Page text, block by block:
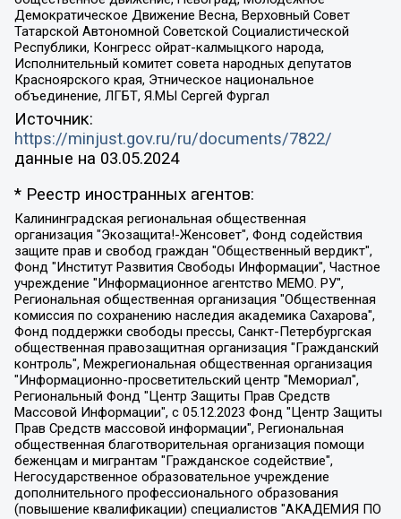
Демократическое Движение Весна, Верховный Совет
Татарской Автономной Советской Социалистической
Республики, Конгресс ойрат-калмыцкого народа,
Исполнительный комитет совета народных депутатов
Красноярского края, Этническое национальное
объединение, ЛГБТ, Я.МЫ Сергей Фургал
Источник:
https://minjust.gov.ru/ru/documents/7822/
данные на 03.05.2024
* Реестр иностранных агентов:
Калининградская региональная общественная организация "Экозащита!-Женсовет", Фонд содействия защите прав и свобод граждан "Общественный вердикт", Фонд "Институт Развития Свободы Информации", Частное учреждение "Информационное агентство МЕМО. РУ", Региональная общественная организация "Общественная комиссия по сохранению наследия академика Сахарова", Фонд поддержки свободы прессы, Санкт-Петербургская общественная правозащитная организация "Гражданский контроль", Межрегиональная общественная организация "Информационно-просветительский центр "Мемориал", Региональный Фонд "Центр Защиты Прав Средств Массовой Информации", с 05.12.2023 Фонд "Центр Защиты Прав Средств массовой информации", Региональная общественная благотворительная организация помощи беженцам и мигрантам "Гражданское содействие", Негосударственное образовательное учреждение дополнительного профессионального образования (повышение квалификации) специалистов "АКАДЕМИЯ ПО ПРАВАМ ЧЕЛОВЕКА", Свердловская региональная общественная организация "Сутяжник", Автономная некоммерческая организация "Центр независимых социологических исследований", Союз общественных объединений "Российский исследовательский центр по правам человека", Региональное общественное учреждение научно-информационный центр "МЕМОРИАЛ", Некоммерческая организация "Фонд защиты гласности", Автономная некоммерческая организация "Институт прав человека", Городская общественная организация "Екатеринбургское общество "МЕМОРИАЛ", Городская общественная организация "Рязанское историко-просветительское и правозащитное общество "Мемориал" (Рязанский Мемориал), Челябинский региональный орган общественной самодеятельности – женское общественное объединение "Женщины Евразии", Челябинский региональный орган общественной самодеятельности "Уральская правозащитная группа", Фонд содействия защите здоровья и социальной справедливости имени Андрея Рылькова, Автономная Некоммерческая Организация "Аналитический Центр Юрия Левады", Автономная некоммерческая организация социальной поддержки населения "Проект Апрель", Региональная общественная организация помощи женщинам и детям, находящимся в кризисной ситуации "Информационно-методический центр "Анна", Фонд содействия развитию массовых коммуникаций и правовому просвещению "Так-так-Так", Фонд содействия устойчивому развитию "Серебряная тайга", Свердловский региональный общественный фонд социальных проектов "Новое время", "Idel.Реалии", Кавказ.Реалии, Крым.Реалии, Телеканал Настоящее Время, Татаро-башкирская служба Радио Свобода (Azatliq Radiosi), Радио Свободная Европа/Радио Свобода (PCE/PC), "Сибирь.Реалии", "Фактограф", Благотворительный фонд помощи осужденным и их семьям, Автономная некоммерческая организация "Институт глобализации и социальных движений", Фонд "В защиту прав заключенных", Частное учреждение "Центр поддержки и содействия развитию средств массовой информации", Пензенский региональный общественный благотворительный фонд "Гражданский союз", "Север.Реалии", Некоммерческая организация Фонд "Правовая инициатива", Общество с ограниченной ответственностью "Радио Свободная Европа/Радио Свобода", Чешское информационное агентство "MEDIUM-ORIENT", Красноярская региональная общественная организация "Мы против СПИДа", Камалягин Денис Николаевич, Маркелов Сергей Евгеньевич, Пономарев Лев Александрович, Савицкая Людмила Алексеевна, Автономная некоммерческая организация "Центр по работе с проблемой насилия "НАСИЛИЮ.НЕТ", Межрегиональный профессиональный союз работников здравоохранения "Альянс врачей", Юридическое лицо, зарегистрированное в Латвийской Республике, SIA "Medusa Project" (регистрационный номер 40103797863, дата регистрации 10.06.2014), Некоммерческая организация "Фонд по борьбе с коррупцией", Автономная некоммерческая организация "Институт права и публичной политики", Баданин Роман Сергеевич, Гликин Максим Александрович, Железнова Мария Михайловна, Лукьянова Юлия Сергеевна, Маетная Елизавета Витальевна, Маняхин Петр Борисович, Чуракова Ольга Владимировна, Ярош Юлия Петровна, Юридическое лицо "The Insider SIA", зарегистрированное в Риге, Латвийская Республика (дата регистрации 26.06.2015), являющееся администратором доменного имени интернет-издания "The Insider SIA", https://theins.ru, Постернак Алексей Евгеньевич, Рубин Михаил Аркадьевич, Анин Роман Александрович, Юридическое лицо Istories fonds, зарегистрированное в Латвийской Республике (регистрационный номер 50008295751, дата регистрации 24.02.2020), Великовский Дмитрий Александрович, Долинина Ирина Николаевна, Мароховская Алеся Алексеевна, Шлейнов Роман Юрьевич, Шмагун Олеся Валентиновна, Общество с ограниченной ответственностью "Альтаир 2021", Общество с ограниченной ответственностью "Вега 2021", Общество с ограниченной ответственностью "Главный редактор 2021", Общество с ограниченной ответственностью "Ромашки монолит", Важенков Артем Валерьевич, Ивановская областная общественная организация "Центр гендерных исследований", Гурман Юрий Альбертович, Медиапроект "ОВД-Инфо", Егоров Владимир Владимирович, Жилинский Владимир Александрович, Общество с ограниченной ответственностью "ЗП", Иванова София Юрьевна, Карезина Инна Павловна, Кильтау Екатерина Викторовна, Петров Алексей Викторович, Пискунов Сергей Евгеньевич, Смирнов Сергей Сергеевич, Тихонов Михаил Сергеевич, Общество с ограниченной ответственностью "ЖУРНАЛИСТ-ИНОСТРАННЫЙ АГЕНТ", Арапова Галина Юрьевна, Вольтская Татьяна Анатольевна, Американская компания "Mason G.E.S. Anonymous Foundation" (США), являющаяся владельцем интернет-издания https://mnews.world/, Компания "Stichting Bellingcat", зарегистрированная в Нидерландах (дата регистрации 11.07.2018), Захаров Андрей Вячеславович, Клепиковская Екатерина Дмитриевна, Общество с ограниченной ответственностью "МЕМО", Перл Роман Александрович, Симонов Евгений Алексеевич, Соловьева Елена Анатольевна, Сотников Даниил Владимирович, Сурначева Елизавета Дмитриевна, Автономная некоммерческая организация по защите прав человека и информированию населения "Якутия – Наше Мнение", Общество с ограниченной ответственностью "Москоу диджитал медиа", с 26.01.2023 Общество с ограниченной ответственностью "Чайка Белые сады", Ветошкина Валерия Валерьевна, Заговора Максим Александрович, Межрегиональное общественное движение "Российская ЛГБТ - сеть", Оленичев Максим Владимирович, Павлов Иван Юрьевич, Скворцова Елена Сергеевна, Общество с ограниченной ответственностью "Как бы инагент", Кочетков Игорь Викторович, Общество с ограниченной ответственностью "Честные выборы", Еланчик Олег Александрович, Общество с ограниченной ответственностью "Нобелевский призыв", Гималова Регина Эмилевна, Григорьев Андрей Валерьевич, Григорьева Алина Александровна, Ассоциация по содействию защите прав призывников, альтернативнослужащих и военнослужащих "Правозащитная группа "Гражданин.Армия.Право", Хисамова Регина Фаритовна, Автономная некоммерческая организация по реализации социально-правовых программ "Лилит", Дальневосточное общественное движение "Маяк", Санкт-Петербургская ЛГБТ-инициативная группа "Выход", Инициативная группа ЛГБТ+ "Реверс", Алексеев Андрей Викторович, Бекбулатова Таисия Львовна, Беляев Иван Михайлович, Владыкина Елена Сергеевна, Гельман Марат Александрович, Никульшина Вероника Юрьевна, Толоконникова Надежда Андреевна, Шендерович Виктор Анатольевич, Общество с ограниченной ответственностью "Данное сообщение", Общество с ограниченной ответственностью Издательский дом "Новая глава", Айнбиндер Александра Александровна, Московский комьюнити-центр для ЛГБТ+инициатив, Благотворительный фонд развития филантропии, Deutsche Welle (Германия, Kurt-Schumacher-Strasse 3, 53113 Bonn), Борзунова Мария Михайловна, Воробьев Виктор Викторович, Голубева Анна Львовна, Константинова Алла Михайловна, Малкова Ирина Владимировна, Мурадов Мурад Абдулгалимович, Осетинская Елизавета Николаевна, Понасенков Евгений Николаевич, Ганапольский Матвей Юрьевич, Киселев Евгений Алексеевич, Борухович Ирина Григорьевна, Дремин Иван Тимофеевич, Дубровский Дмитрий Викторович, Красноярская региональная общественная организация поддержки и развития альтернативных образовательных технологий и межкультурных коммуникаций "ИНТЕРРА", Маяковская Екатерина Алексеевна, Фейгин Марк Захарович, Филимонов Андрей Викторович, Дзугкоева Регина Николаевна, Доброхотов Роман Александрович, Дудь Юрий Александрович, Елкин Сергей Владимирович, Кругликов Кирилл Игоревич, Сабунаева Мария Леонидовна, Семенов Алексей Владимирович, Шаинян Карен Багратович, Шульман Екатерина Михайловна, Асафьев Артур Валерьевич, Вахштайн Виктор Семенович, Венедиктов Алексей Алексеевич, Лушникова Екатерина Евгеньевна, Волков Леонид Михайлович, Невзоров Александр Глебович, Пархоменко Сергей Борисович, Сироткин Ярослав Николаевич, Кара-Мурза Владимир Владимирович, Баранова Наталья Владимировна, Гозман Леонид Яковлевич, Кагарлицкий Борис Юльевич, Климарев Михаил Валерьевич, Милов Владимир Станиславович, Автономная некоммерческая организация Краснодарский центр современного искусства "Типография", Моргенштерн Алишер Тагирович, Соболь Любовь Эдуардовна, Общество с ограниченной ответственностью "ЛИЗА НОРМ", Каспаров Гарри Кимович, Ходорковский Михаил Борисович, Общество с ограниченной ответственностью "Апрельские тезисы", Данилович Ирина Брониславовна, Кашин Олег Владимирович, Петров Николай Владимирович, Пивоваров Алексей Владимирович, Соколов Михаил Владимирович, Цветкова Юлия Владимировна, Чичваркин Евгений Александрович, Комитет против пыток/Команда против пыток, Общество с ограниченной ответственностью "Первый научный", Общество с ограниченной ответственностью "Вертолет и ко", Белоцерковская Вероника Борисовна, Кац Максим Евгеньевич, Лазарева Татьяна Юрьевна, Шаведдинов Руслан Табризович, Яшин Илья Валерьевич, Общество с ограниченной ответственностью "Иноагент ААВ", Алешковский Дмитрий Петрович, Альбац Евгения Марковна, Быков Дмитрий Львович, Галямина Юлия Евгеньевна, Лойко Сергей Леонидович, Мартынов Кирилл Константинович, Медведев Сергей Александрович, Крашенинников Федор Геннадиевич, Гордеева Катерина Вл